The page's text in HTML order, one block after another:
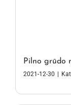
Pilno grūdo
2021-12-30 |